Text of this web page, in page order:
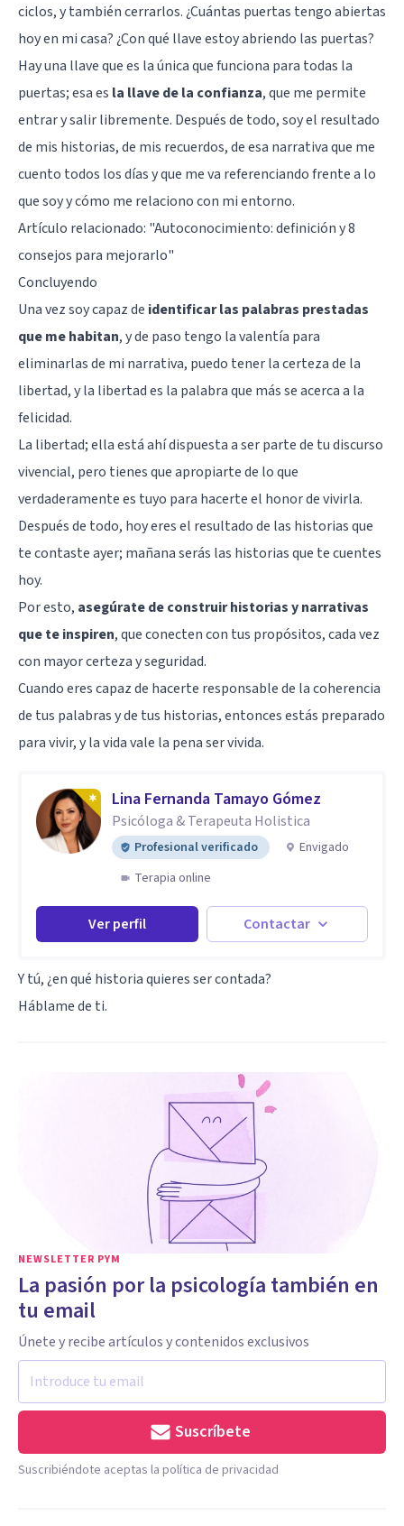
ciclos, y también cerrarlos. ¿Cuántas puertas tengo abiertas
hoy en mi casa? ¿Con qué llave estoy abriendo las puertas?
Hay una llave que es la única que funciona para todas la
puertas; esa es la llave de la confianza, que me permite
entrar y salir libremente. Después de todo, soy el resultado
de mis historias, de mis recuerdos, de esa narrativa que me
cuento todos los días y que me va referenciando frente a lo
que soy y cómo me relaciono con mi entorno.
Artículo relacionado: "Autoconocimiento: definición y 8
consejos para mejorarlo"
Concluyendo
Una vez soy capaz de identificar las palabras prestadas
que me habitan, y de paso tengo la valentía para
eliminarlas de mi narrativa, puedo tener la certeza de la
libertad, y la libertad es la palabra que más se acerca a la
felicidad.
La libertad; ella está ahí dispuesta a ser parte de tu discurso
vivencial, pero tienes que apropiarte de lo que
verdaderamente es tuyo para hacerte el honor de vivirla.
Después de todo, hoy eres el resultado de las historias que
te contaste ayer; mañana serás las historias que te cuentes
hoy.
Por esto, asegúrate de construir historias y narrativas
que te inspiren, que conecten con tus propósitos, cada vez
con mayor certeza y seguridad.
Cuando eres capaz de hacerte responsable de la coherencia
de tus palabras y de tus historias, entonces estás preparado
para vivir, y la vida vale la pena ser vivida.
Lina Fernanda Tamayo Gómez
Psicóloga & Terapeuta Holistica
Profesional verificado
Envigado
Terapia online
Ver perfil Contactar
Y tú, ¿en qué historia quieres ser contada?
Háblame de ti.
NEWSLETTER PYM
La pasión por la psicología también en
tu email
Únete y recibe artículos y contenidos exclusivos
Suscríbete
Suscribiéndote aceptas la política de privacidad